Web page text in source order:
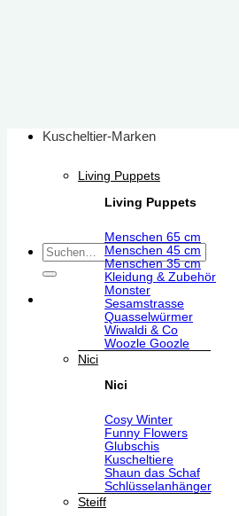
Suchen
nach:
Kuscheltier-Marken
Living Puppets
Living Puppets
Menschen 65 cm
Menschen 45 cm
Menschen 35 cm
Kleidung & Zubehör
Monster
Sesamstrasse
Quasselwürmer
Wiwaldi & Co
Woozle Goozle
Nici
Nici
Cosy Winter
Funny Flowers
Glubschis
Kuscheltiere
Shaun das Schaf
Schlüsselanhänger
Steiff